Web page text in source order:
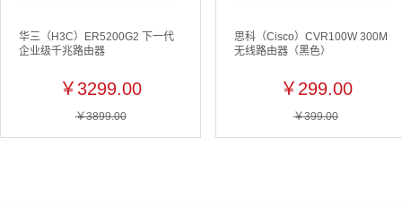
华三（H3C）ER5200G2 下一代
企业级千兆路由器
￥3299.00
￥3899.00
思科（Cisco）CVR100W 300M
无线路由器（黑色）
￥299.00
￥399.00